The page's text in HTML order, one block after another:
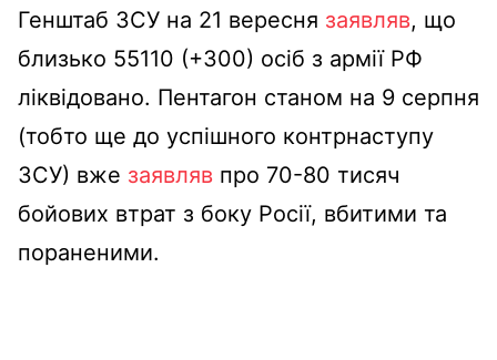
Генштаб ЗСУ на 21 вересня заявляв, що
близько 55110 (+300) осіб з армії РФ
ліквідовано. Пентагон станом на 9 серпня
(тобто ще до успішного контрнаступу
ЗСУ) вже заявляв про 70-80 тисяч
бойових втрат з боку Росії, вбитими та
пораненими.